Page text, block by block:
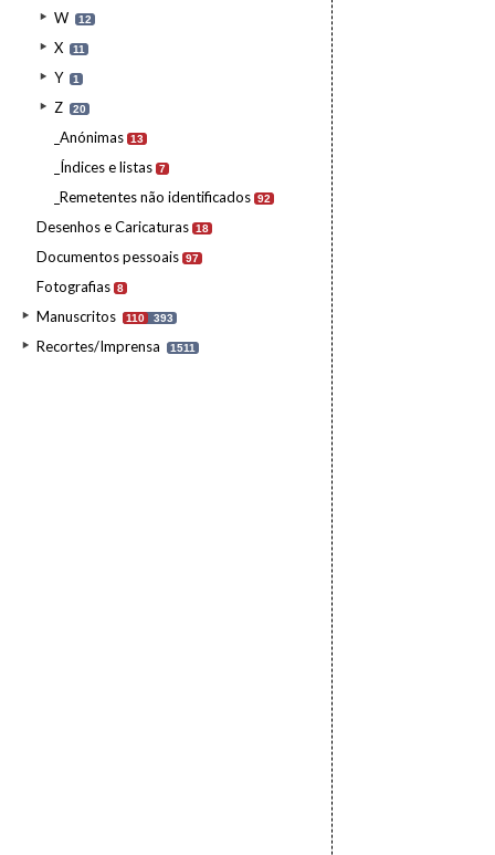
W 12
X 11
Y 1
Z 20
_Anónimas 13
_Índices e listas 7
_Remetentes não identificados 92
Desenhos e Caricaturas 18
Documentos pessoais 97
Fotografias 8
Manuscritos 110 393
Recortes/Imprensa 1511